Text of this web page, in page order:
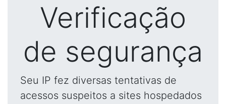
Verificação
de segurança
Seu IP fez diversas tentativas de
acessos suspeitos a sites hospedados